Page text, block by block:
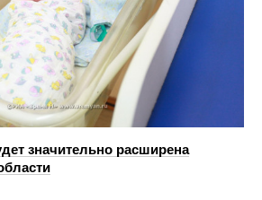
значительно расширена